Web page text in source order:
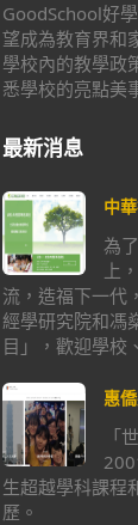
GoodSchool好
望成為教育界和
學校內的教學政
悉學校的亮點美
最新消息
中
為
上
流，造福下一代
經學研究院和馮
目」，歡迎學校
惠
「
生超越學科課程
歷。